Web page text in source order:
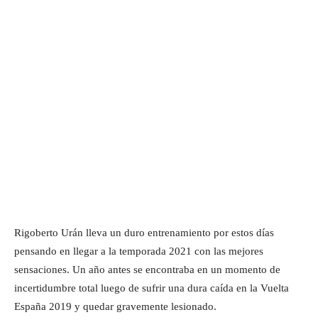
Rigoberto Urán lleva un duro entrenamiento por estos días
pensando en llegar a la temporada 2021 con las mejores
sensaciones. Un año antes se encontraba en un momento de
incertidumbre total luego de sufrir una dura caída en la Vuelta
España 2019 y quedar gravemente lesionado.